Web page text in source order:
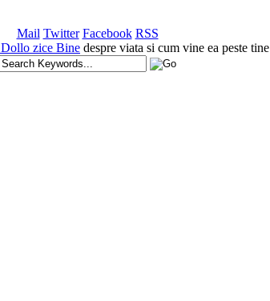
Mail Twitter Facebook RSS
Dollo zice Bine despre viata si cum vine ea peste tine